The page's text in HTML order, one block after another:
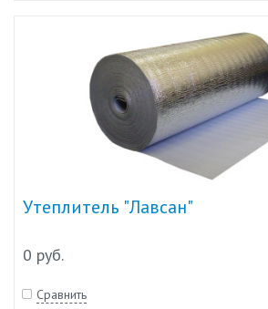
Утеплитель "Лавсан"
0 руб.
Сравнить